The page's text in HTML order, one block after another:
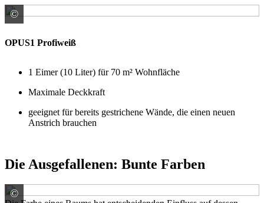
© Rühl Farben GmbH Handelnd im Namen und für RG der
OPUS1 Profiweiß
1 Eimer (10 Liter) für 70 m² Wohnfläche
Maximale Deckkraft
geeignet für bereits gestrichene Wände, die einen neuen
Anstrich brauchen
Die Ausgefallenen: Bunte Farben
©
© Vanitjan / stock.adobe.com